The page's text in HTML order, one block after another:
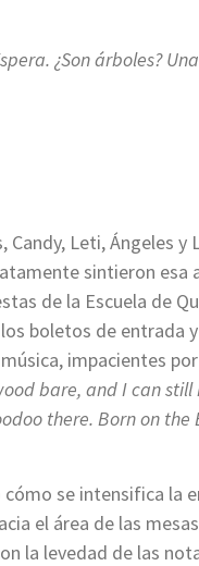
¿Son árboles?
Leti, Ángeles y
sintieron
de la Escuela de
boletos de entrada
impacientes
bare, and I can
there. Born on
se intensifica la
el área de las
la levedad de las